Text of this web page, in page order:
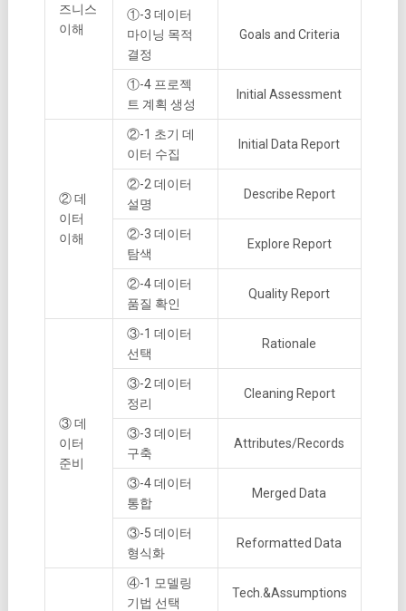
즈니스
이해
①-3 데이터
마이닝 목적
결정
Goals and Criteria
①-4 프로젝
트 계획 생성
Initial Assessment
② 데
이터
이해
②-1 초기 데
이터 수집
Initial Data Report
②-2 데이터
설명
Describe Report
②-3 데이터
탐색
Explore Report
②-4 데이터
품질 확인
Quality Report
③ 데
이터
준비
③-1 데이터
선택
Rationale
③-2 데이터
정리
Cleaning Report
③-3 데이터
구축
Attributes/Records
③-4 데이터
통합
Merged Data
③-5 데이터
형식화
Reformatted Data
④-1 모델링
기법 선택
Tech.&Assumptions